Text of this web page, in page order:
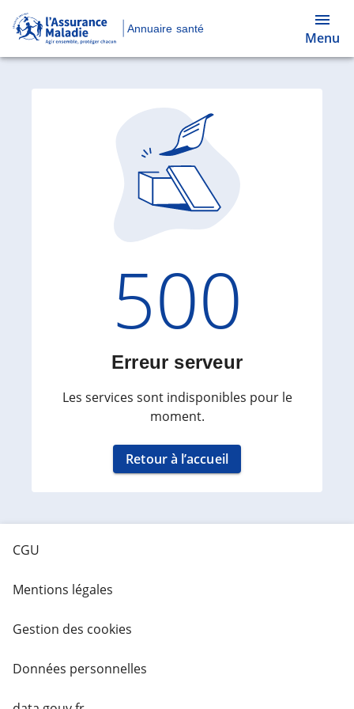
Annuaire santé
Menu
Code
500
Erreur serveur
Les services sont indisponibles pour le
moment.
Retour à l’accueil
CGU
Mentions légales
Gestion des cookies
Données personnelles